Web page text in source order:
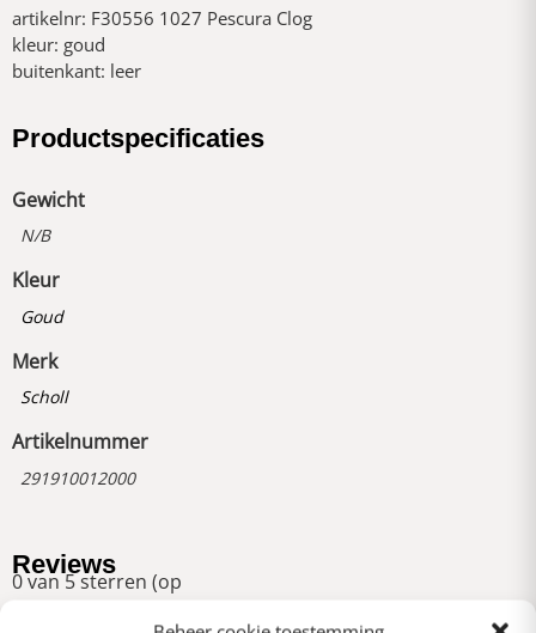
artikelnr: F30556 1027 Pescura Clog
kleur: goud
buitenkant: leer
Productspecificaties
Gewicht
N/B
Kleur
Goud
Merk
Scholl
Artikelnummer
291910012000
Reviews
0 van 5 sterren (op